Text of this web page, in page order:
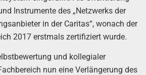
Instrumente des „Netzwerks der
in der Caritas“, wonach der
2017 erstmals zertifiziert wurde.
und kollegialer
nun eine Verlängerung des